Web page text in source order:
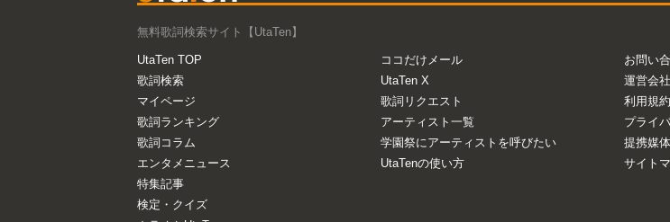
無料歌詞検索サイト【UtaTen】
UtaTen TOP
歌詞検索
マイページ
歌詞ランキング
歌詞コラム
エンタメニュース
特集記事
検定・クイズ
ココだけメール
UtaTen X
歌詞リクエスト
アーティスト一覧
学園祭にアーティストを呼びたい
UtaTenの使い方
お問い
運営会社
利用規約
プライ
提携媒体
サイト